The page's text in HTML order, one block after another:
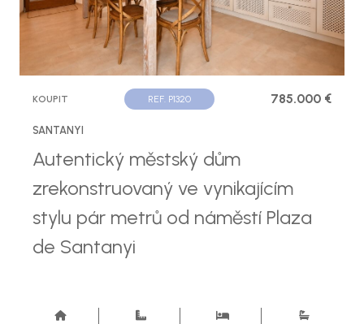
KOUPIT REF. P1320 785.000 €
SANTANYI
Autentický městský dům
zrekonstruovaný ve vynikajícím
stylu pár metrů od náměstí Plaza
de Santanyi